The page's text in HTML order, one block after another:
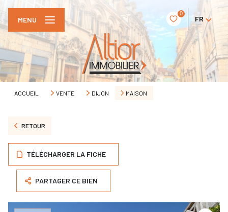
0
FR
MENU
ACCUEIL VENTE DIJON MAISON
RETOUR
TÉLÉCHARGER LA FICHE
PARTAGER CE BIEN